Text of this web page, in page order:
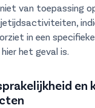
van toepassing
in een
het geval is.
en